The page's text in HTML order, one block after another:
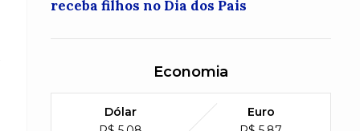
receba filhos no Dia dos Pais
Economia
Dólar
Euro